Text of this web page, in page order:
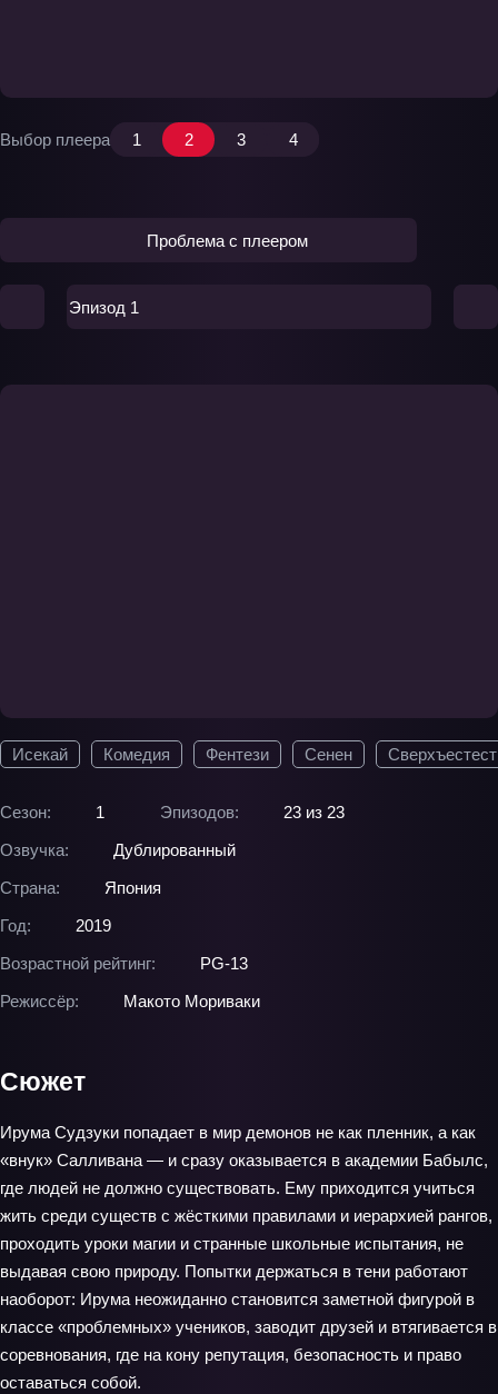
Исекай Комедия Фентези Сенен
Сезон: 1 Эпизодов:
23 из 23
Озвучка:
Дублированный
Страна:
Япония
Год:
2019
Возрастной рейтинг:
PG-13
Режиссёр:
Макото Мориваки
Выбор плеера 1 2 3 4
Проблема с плеером
Эпизод 1
Сюжет
Ирума Судзуки попадает в мир демонов не как пленник, а как
«внук» Салливана — и сразу оказывается в академии Бабылс,
где людей не должно существовать. Ему приходится учиться
жить среди существ с жёсткими правилами и иерархией рангов,
проходить уроки магии и странные школьные испытания, не
выдавая свою природу. Попытки держаться в тени работают
наоборот: Ирума неожиданно становится заметной фигурой в
классе «проблемных» учеников, заводит друзей и втягивается в
соревнования, где на кону репутация, безопасность и право
оставаться собой.